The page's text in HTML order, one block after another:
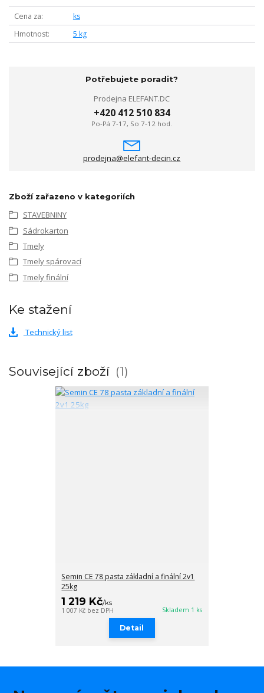
Cena za
ks
Hmotnost
5 kg
Potřebujete poradit?
Prodejna ELEFANT.DC
+420 412 510 834
Po-Pá 7-17, So 7-12 hod.
prodejna@elefant-decin.cz
Zboží zařazeno v kategoriích
STAVEBNINY
Sádrokarton
Tmely
Tmely spárovací
Tmely finální
Ke stažení
Technický list
Související zboží 1
Semin CE 78 pasta základní a finální 2v1
25kg
1 219 Kč/ks
1 007 Kč bez DPH Skladem 1 ks
Detail